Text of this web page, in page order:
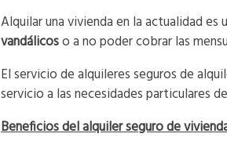
Alquilar una vivienda en la actualidad
vandálicoso a no poder cobrar las
El servicio de alquileres seguros de
servicio a las necesidades particulares
Beneficios del alquiler seguro de